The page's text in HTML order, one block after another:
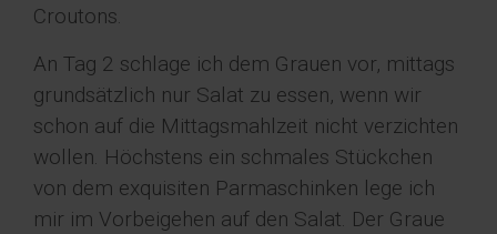
Croutons.
An Tag 2 schlage ich dem Grauen vor, mittags
grundsätzlich nur Salat zu essen, wenn wir
schon auf die Mittagsmahlzeit nicht verzichten
wollen. Höchstens ein schmales Stückchen
von dem exquisiten Parmaschinken lege ich
mir im Vorbeigehen auf den Salat. Der Graue